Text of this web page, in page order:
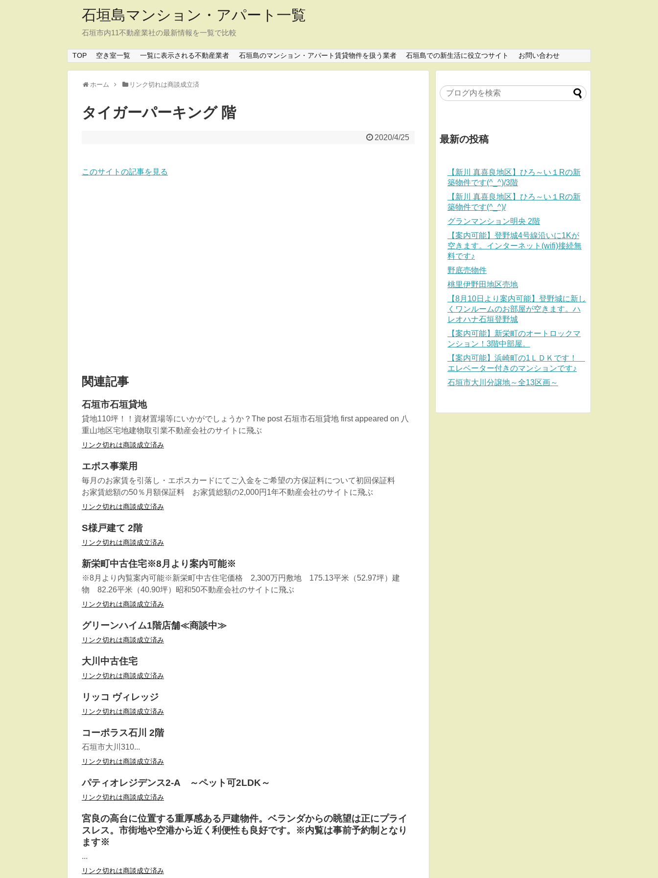
石垣島マンション・アパート一覧
石垣市内11不動産業社の最新情報を一覧で比較
TOP 空き室一覧 一覧に表示される不動産業者 石垣島のマンション・アパート賃貸物件を扱う業者 石垣島での新生活に役立つサイト お問い合わせ
ホーム リンク切れは商談成立済
タイガーパーキング 階
2020/4/25
このサイトの記事を見る
関連記事
石垣市石垣貸地
貸地110坪！！資材置場等にいかがでしょうか？The post 石垣市石垣貸地 first appeared on 八
重山地区宅地建物取引業不動産会社のサイトに飛ぶ
リンク切れは商談成立済み
エポス事業用
毎月のお家賃を引落し・エポスカードにてご入金をご希望の方保証料について初回保証料
お家賃総額の50％月額保証料 お家賃総額の2,000円1年不動産会社のサイトに飛ぶ
リンク切れは商談成立済み
S様戸建て 2階
リンク切れは商談成立済み
新栄町中古住宅※8月より案内可能※
※8月より内覧案内可能※新栄町中古住宅価格 2,300万円敷地 175.13平米（52.97坪）建
物 82.26平米（40.90坪）昭和50不動産会社のサイトに飛ぶ
リンク切れは商談成立済み
グリーンハイム1階店舗≪商談中≫
リンク切れは商談成立済み
大川中古住宅
リンク切れは商談成立済み
リッコ ヴィレッジ
リンク切れは商談成立済み
コーポラス石川 2階
石垣市大川310...
リンク切れは商談成立済み
パティオレジデンス2-A ～ペット可2LDK～
リンク切れは商談成立済み
宮良の高台に位置する重厚感ある戸建物件。ベランダからの眺望は正にプライ
スレス。市街地や空港から近く利便性も良好です。※内覧は事前予約制となり
ます※
...
リンク切れは商談成立済み
最新の投稿
【新川 真喜良地区】ひろ～い１Rの新
築物件です(^_^)/3階
【新川 真喜良地区】ひろ～い１Rの新
築物件です(^_^)/
グランマンション明央 2階
【案内可能】登野城4号線沿いに1Kが
空きます。インターネット(wifi)接続無
料です♪
野底売物件
桃里伊野田地区売地
【8月10日より案内可能】登野城に新し
くワンルームのお部屋が空きます。ハ
レオハナ石垣登野城
【案内可能】新栄町のオートロックマ
ンション！3階中部屋。
【案内可能】浜崎町の1ＬＤＫです！
エレベーター付きのマンションです♪
石垣市大川分譲地～全13区画～